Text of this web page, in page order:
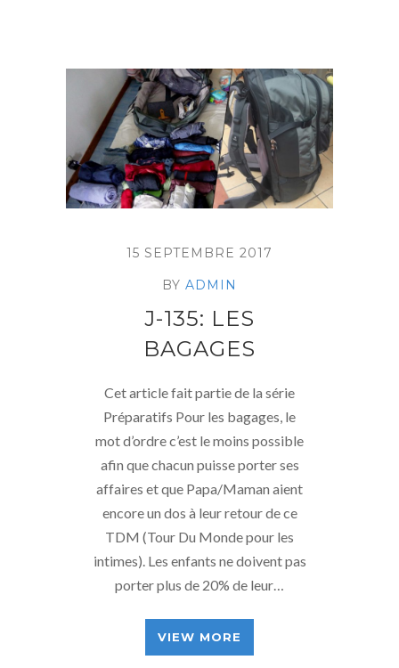
15 SEPTEMBRE 2017
BY ADMIN
J-135: LES
BAGAGES
Cet article fait partie de la série
Préparatifs Pour les bagages, le
mot d’ordre c’est le moins possible
afin que chacun puisse porter ses
affaires et que Papa/Maman aient
encore un dos à leur retour de ce
TDM (Tour Du Monde pour les
intimes). Les enfants ne doivent pas
porter plus de 20% de leur…
VIEW MORE